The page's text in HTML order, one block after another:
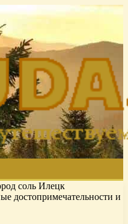
соль Илецк
достопримечательности и